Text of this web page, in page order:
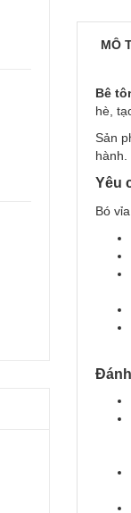
MÔ
Bê
hè,
Sản
hành.
Yêu
Bó